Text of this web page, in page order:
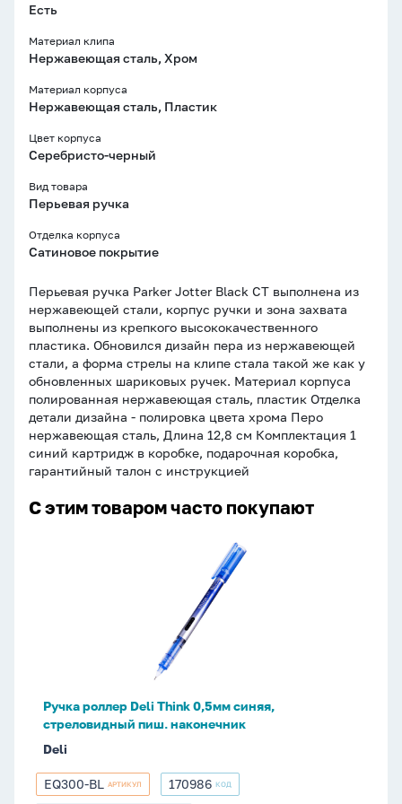
Есть
Материал клипа
Нержавеющая сталь, Хром
Материал корпуса
Нержавеющая сталь, Пластик
Цвет корпуса
Серебристо-черный
Вид товара
Перьевая ручка
Отделка корпуса
Сатиновое покрытие
Перьевая ручка Parker Jotter Black CT выполнена из
нержавеющей стали, корпус ручки и зона захвата
выполнены из крепкого высококачественного
пластика. Обновился дизайн пера из нержавеющей
стали, а форма стрелы на клипе стала такой же как у
обновленных шариковых ручек. Материал корпуса
полированная нержавеющая сталь, пластик Отделка
детали дизайна - полировка цвета хрома Перо
нержавеющая сталь, Длина 12,8 см Комплектация 1
синий картридж в коробке, подарочная коробка,
гарантийный талон с инструкцией
С этим товаром часто покупают
стреловидный
наконечник
Ручка роллер Deli Think 0,5мм синяя,
стреловидный пиш. наконечник
Deli
EQ300-
EQ300-BL АРТИКУЛ 170986
170986 КОД